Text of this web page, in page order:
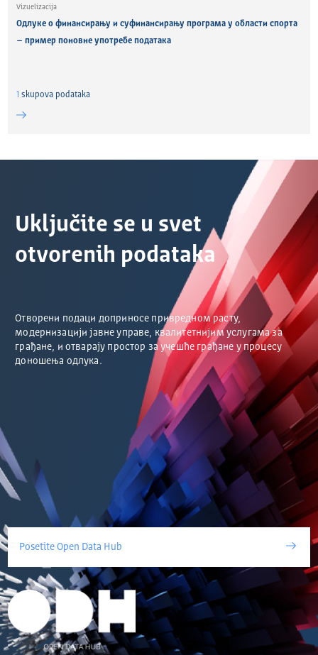
Vizuelizacija
Одлуке о финансирању и суфинансирању програма у области спорта
– пример поновне употребе података
1 skupova podataka
Uključite se u svet
otvorenih podataka
Отворени подаци доприносе привредном расту,
модернизацији јавне управе, квалитетнијим услугама за
грађане, и отварају простор за учешће грађане у процесу
доношења одлука.
Posetite Open Data Hub